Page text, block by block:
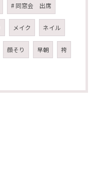
# 同窓会 出席
メイク ネイル
顔そり 早朝 袴